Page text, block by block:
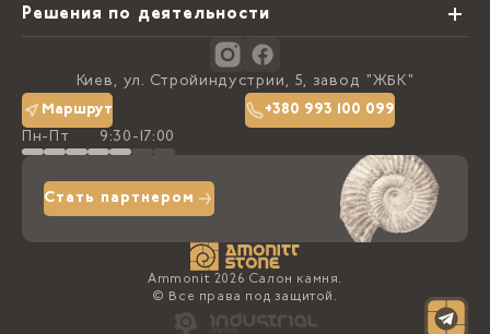
Блог
Контакты
Политика конфиденциальности
Доставка та оплата
Виды обработки камня
Решения по деятельности
Киев, ул. Стройиндустрии, 5, завод "ЖБК"
Маршрут
+380 993 100 099
Пн-Пт
9:30-17:00
Стать партнером
Ammonit 2026 Салон камня.
© Все права под защитой.